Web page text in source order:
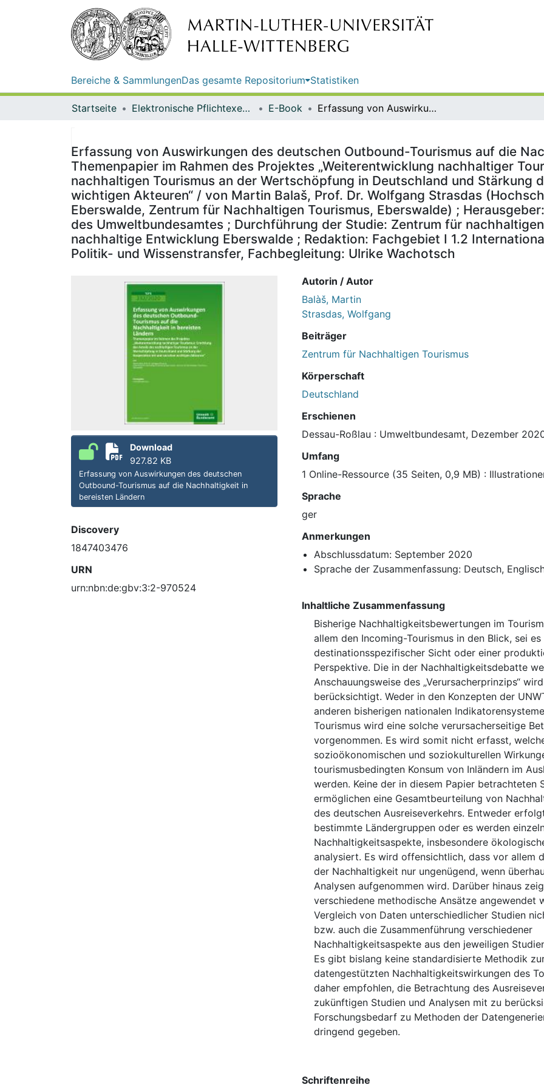
Bereiche & SammlungenDas gesamte Repositorium Statistiken
Startseite Elektronische Pflichtexemplare E-Book Erfassung von Auswirkungen des deutschen Outbound-Tourismus auf die Nachhaltigkeit in bereisten Ländern : Themenpapier im Rahmen des Projektes „Weiterentwicklung nachhaltiger Tourismus: Ermittlung des Anteils des nachhaltigen Tourismus an der Wertschöpfung in Deutschland und Stärkung der Kooperation mit und zwischen wichtigen Akteuren“ / von Martin Balaš, Prof. Dr. Wolfgang Strasdas (Hochschule für nachhaltige Entwicklung Eberswalde, Zentrum für Nachhaltigen Tourismus, Eberswalde) ; Herausgeber: Umweltbundesamt ; im Auftrag des Umweltbundesamtes ; Durchführung der Studie: Zentrum für nachhaltigen Tourismus, Hochschule für nachhaltige Entwicklung Eberswalde ; Redaktion: Fachgebiet I 1.2 Internationale Nachhaltigkeitsstrategien, Politik- und Wissenstransfer, Fachbegleitung: Ulrike Wachotsch
Erfassung von Auswirkungen des deutschen Outbound-Tourismus auf die
Themenpapier im Rahmen des Projektes „Weiterentwicklung nachhaltiger
nachhaltigen Tourismus an der Wertschöpfung in Deutschland und Stärkung
wichtigen Akteuren“ / von Martin Balaš, Prof. Dr. Wolfgang Strasdas
Eberswalde, Zentrum für Nachhaltigen Tourismus, Eberswalde) ;
des Umweltbundesamtes ; Durchführung der Studie: Zentrum für
nachhaltige Entwicklung Eberswalde ; Redaktion: Fachgebiet I 1.2
Politik- und Wissenstransfer, Fachbegleitung: Ulrike Wachotsch
Download
927.82 KB
Erfassung von Auswirkungen des deutschen
Outbound-Tourismus auf die Nachhaltigkeit in
bereisten Ländern
Discovery
1847403476
URN
urn:nbn:de:gbv:3:2-970524
Autorin / Autor
Balàš, Martin
Strasdas, Wolfgang
Beiträger
Zentrum für Nachhaltigen Tourismus
Körperschaft
Deutschland
Erschienen
Dessau-Roßlau : Umweltbundesamt, Dezember
Umfang
1 Online-Ressource (35 Seiten, 0,9 MB) :
Sprache
ger
Anmerkungen
Abschlussdatum: September 2020
Sprache der Zusammenfassung: Deutsch,
Inhaltliche Zusammenfassung
Bisherige Nachhaltigkeitsbewertungen im
allem den Incoming-Tourismus in den Blick, sei es
destinationsspezifischer Sicht oder einer
Perspektive. Die in der Nachhaltigkeitsdebatte
Anschauungsweise des „Verursacherprinzips“
berücksichtigt. Weder in den Konzepten der
anderen bisherigen nationalen
Tourismus wird eine solche verursacherseitige
vorgenommen. Es wird somit nicht erfasst,
sozioökonomischen und soziokulturellen
tourismusbedingten Konsum von Inländern im
werden. Keine der in diesem Papier betrachteten
ermöglichen eine Gesamtbeurteilung von
des deutschen Ausreiseverkehrs. Entweder
bestimmte Ländergruppen oder es werden
Nachhaltigkeitsaspekte, insbesondere
analysiert. Es wird offensichtlich, dass vor allem
der Nachhaltigkeit nur ungenügend, wenn
Analysen aufgenommen wird. Darüber hinaus
verschiedene methodische Ansätze angewendet
Vergleich von Daten unterschiedlicher Studien
bzw. auch die Zusammenführung verschiedener
Nachhaltigkeitsaspekte aus den jeweiligen
Es gibt bislang keine standardisierte Methodik
datengestützten Nachhaltigkeitswirkungen des
daher empfohlen, die Betrachtung des
zukünftigen Studien und Analysen mit zu
Forschungsbedarf zu Methoden der
dringend gegeben.
Schriftenreihe